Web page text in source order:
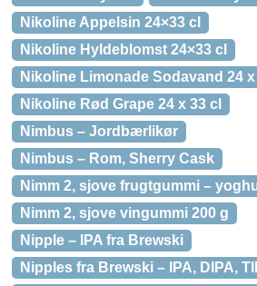
Nikoline Appelsin 24×33 cl
Nikoline Hyldeblomst 24×33 cl
Nikoline Limonade Sodavand 24 x
Nikoline Rød Grape 24 x 33 cl
Nimbus – Jordbærlikør
Nimbus – Rom, Sherry Cask
Nimm 2, sjove frugtgummi –
Nimm 2, sjove vingummi 200 g
Nipple – IPA fra Brewski
Nipples fra Brewski – IPA, DIPA,